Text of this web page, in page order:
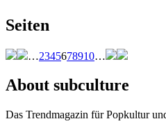
Seiten
…2345678910…
About subculture
Das Trendmagazin für Popkultur